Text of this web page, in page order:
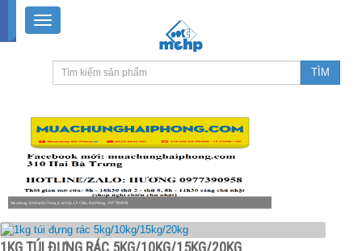
Muachung 310 Hai Bà Trưng (Cát Dài), Lê Chân, Hải Phòng / 0977390958
1KG TÚI ĐỰNG RÁC 5KG/10KG/15KG/20KG